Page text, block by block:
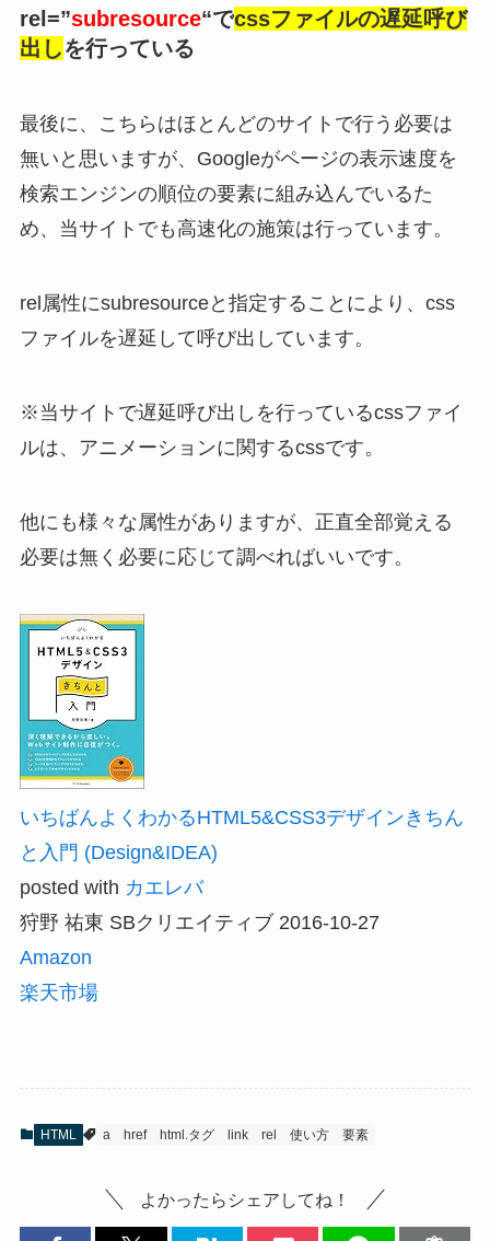
rel=”subresource“でcssファイルの遅延呼び
出しを行っている
最後に、こちらはほとんどのサイトで行う必要は
無いと思いますが、Googleがページの表示速度を
検索エンジンの順位の要素に組み込んでいるた
め、当サイトでも高速化の施策は行っています。
rel属性にsubresourceと指定することにより、css
ファイルを遅延して呼び出しています。
※当サイトで遅延呼び出しを行っているcssファイ
ルは、アニメーションに関するcssです。
他にも様々な属性がありますが、正直全部覚える
必要は無く必要に応じて調べればいいです。
いちばんよくわかるHTML5&CSS3デザインきちん
と入門 (Design&IDEA)
posted with カエレバ
狩野 祐東 SBクリエイティブ 2016-10-27
Amazon
楽天市場
HTML a href html.タグ link rel 使い方 要素
よかったらシェアしてね！